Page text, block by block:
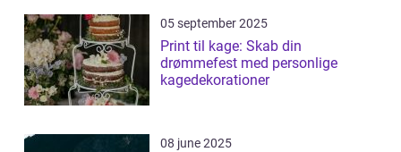
05 september 2025
Print til kage: Skab din
drømmefest med personlige
kagedekorationer
08 june 2025